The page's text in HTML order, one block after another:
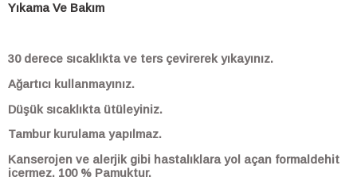
Yıkama Ve Bakım
30 derece sıcaklıkta ve ters çevirerek yıkayınız.
Ağartıcı kullanmayınız.
Düşük sıcaklıkta ütüleyiniz.
Tambur kurulama yapılmaz.
Kanserojen ve alerjik gibi hastalıklara yol açan formaldehit
içermez. 100 % Pamuktur.